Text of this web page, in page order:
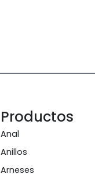
Productos
Anal
Anillos
Arneses